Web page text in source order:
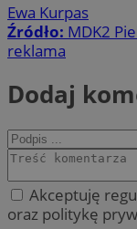
Ewa Kurpas
Źródło: MDK2
reklama
Dodaj
Akceptuję
oraz politykę